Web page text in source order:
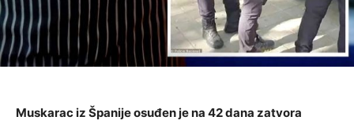
Muskarac iz Španije osuđen je na 42 dana zatvora